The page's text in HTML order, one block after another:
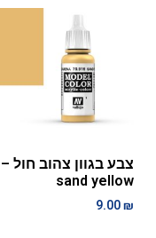
צבע בגוון צהוב חול –
sand yellow
9.00₪